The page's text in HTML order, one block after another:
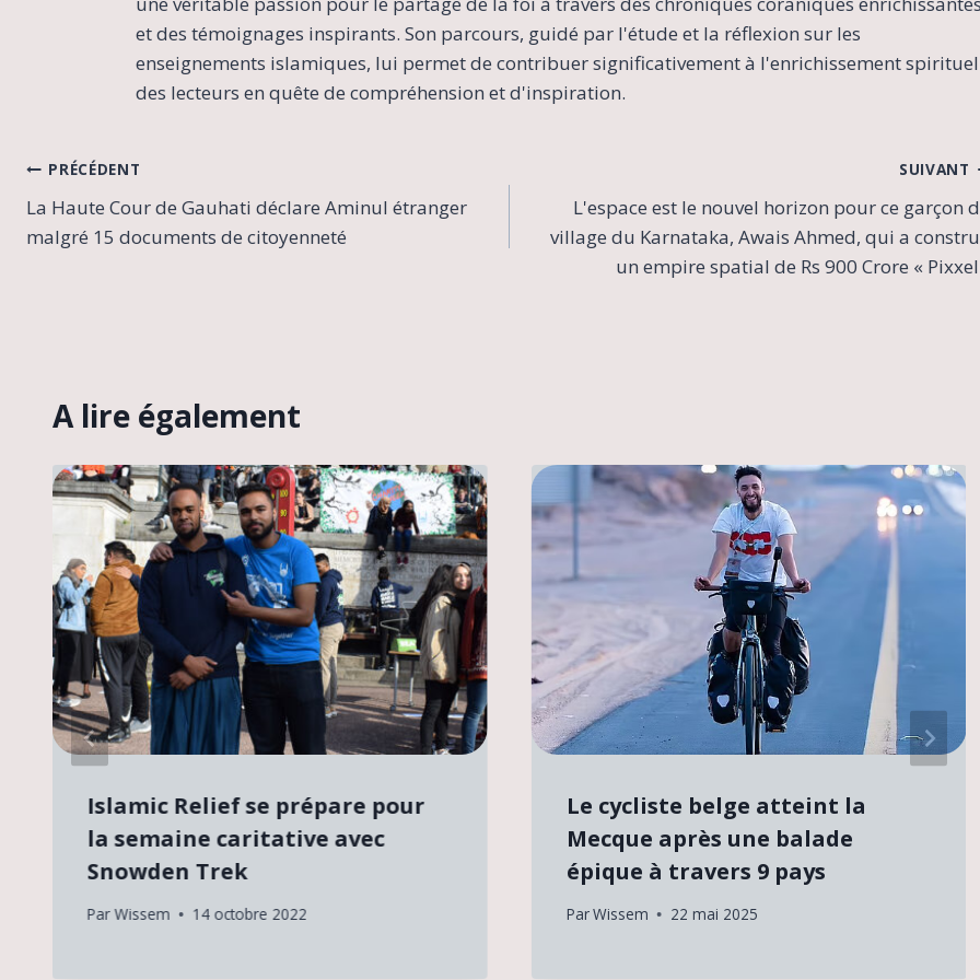
et des témoignages inspirants. Son parcours, guidé par l'étude et la réflexion sur les
enseignements islamiques, lui permet de contribuer significativement à l'enrichissement spirituel
des lecteurs en quête de compréhension et d'inspiration.
Navigation
de
PRÉCÉDENT
La Haute Cour de Gauhati déclare Aminul étranger
malgré 15 documents de citoyenneté
SUIVANT
L'espace est le nouvel horizon pour ce garçon
village du Karnataka, Awais Ahmed, qui a
un empire spatial de Rs 900 Crore «
A lire également
Islamic Relief se prépare pour
la semaine caritative avec
Snowden Trek
ParWissem 14 octobre 2022
Le cycliste belge atteint la
Mecque après une balade
épique à travers 9 pays
ParWissem 22 mai 2025